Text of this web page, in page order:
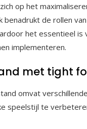
op het
benadrukt de rollen
het essentieel is
implementeren.
met tight
omvat
speelstijl te